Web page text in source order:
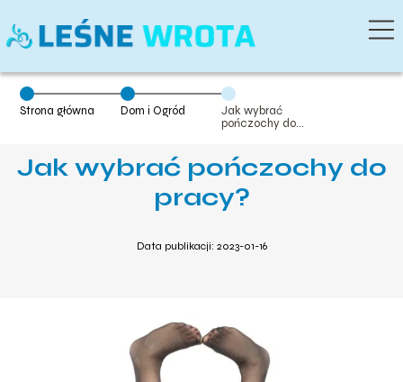
Strona główna Dom i Ogród
Jak wybrać
pończochy do
Jak wybrać pończochy do
pracy?
Data publikacji: 2023-01-16